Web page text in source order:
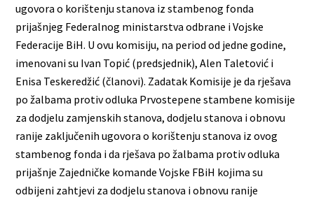
ugovora o korištenju stanova iz stambenog fonda
prijašnjeg Federalnog ministarstva odbrane i Vojske
Federacije BiH. U ovu komisiju, na period od jedne godine,
imenovani su Ivan Topić (predsjednik), Alen Taletović i
Enisa Teskeredžić (članovi). Zadatak Komisije je da rješava
po žalbama protiv odluka Prvostepene stambene komisije
za dodjelu zamjenskih stanova, dodjelu stanova i obnovu
ranije zaključenih ugovora o korištenju stanova iz ovog
stambenog fonda i da rješava po žalbama protiv odluka
prijašnje Zajedničke komande Vojske FBiH kojima su
odbijeni zahtjevi za dodjelu stanova i obnovu ranije